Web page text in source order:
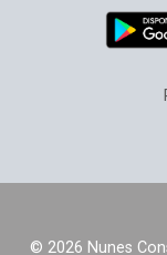
© 2026 Nunes